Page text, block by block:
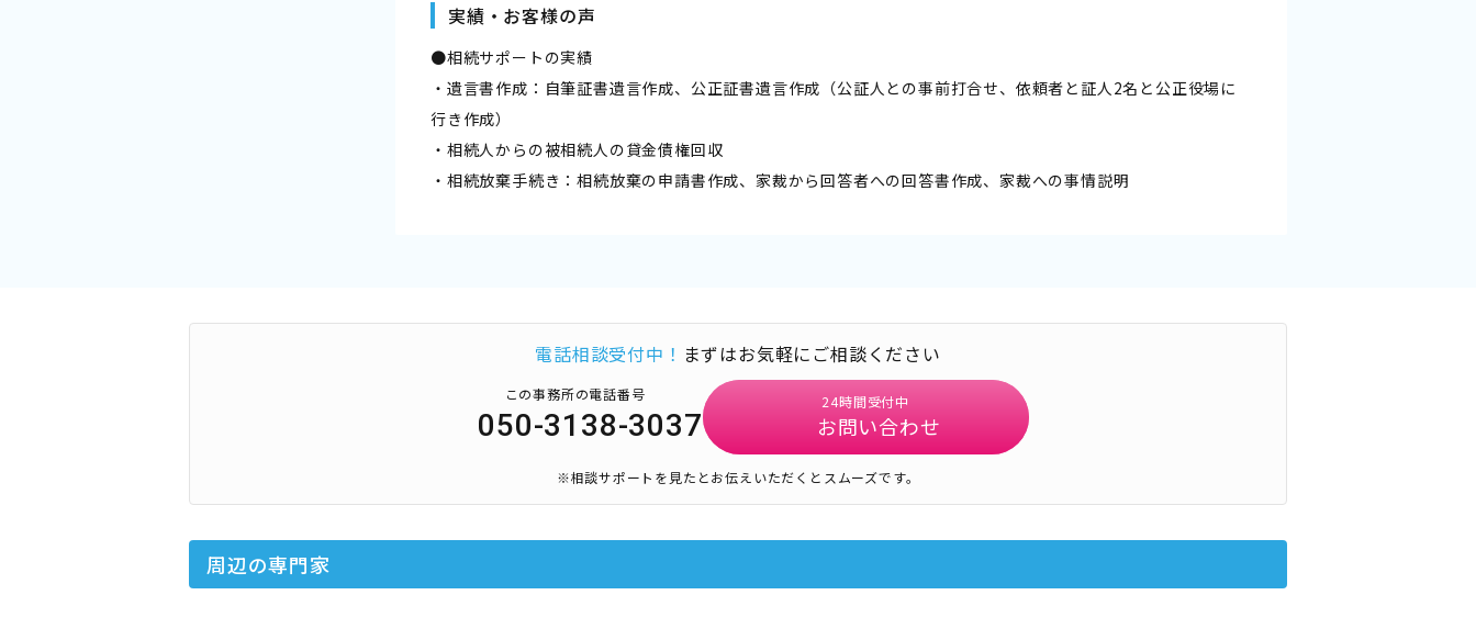
実績・お客様の声
●相続サポートの実績
・遺言書作成：自筆証書遺言作成、公正証書遺言作成（公証人との事前打合せ、依頼者と証人2名と公正役場に
行き作成）
・相続人からの被相続人の貸金債権回収
・相続放棄手続き：相続放棄の申請書作成、家裁から回答者への回答書作成、家裁への事情説明
電話相談受付中！ まずはお気軽にご相談ください
この事務所の電話番号
050-3138-3037
24時間受付中
お問い合わせ
※相談サポートを見たとお伝えいただくとスムーズです。
周辺の専門家